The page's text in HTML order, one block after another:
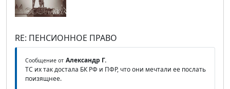
RE: ПЕНСИОННОЕ ПРАВО
Сообщение от Александр Г.
ТС их так достала БК РФ и ПФР, что они мечтали ее послать
поизящнее.